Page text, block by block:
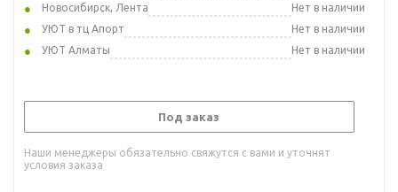
Новосибирск, Лента
Нет в наличии
УЮТ в тц Апорт
Нет в наличии
УЮТ Алматы
Нет в наличии
Под заказ
Наши менеджеры обязательно свяжутся с вами и уточнят
условия заказа